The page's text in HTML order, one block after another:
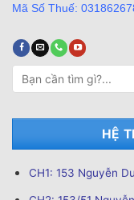
Mã Số Thuế:
Tìm
kiếm:
HỆ
CH1: 153 Nguyễn